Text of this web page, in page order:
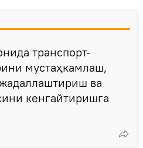
транспорт-
мустаҳкамлаш,
ва
кенгайтиришга